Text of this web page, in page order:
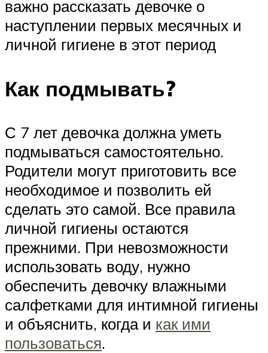
важно рассказать девочке о
наступлении первых месячных и
личной гигиене в этот период
Как подмывать?
С 7 лет девочка должна уметь
подмываться самостоятельно.
Родители могут приготовить все
необходимое и позволить ей
сделать это самой. Все правила
личной гигиены остаются
прежними. При невозможности
использовать воду, нужно
обеспечить девочку влажными
салфетками для интимной гигиены
и объяснить, когда и как ими
пользоваться.